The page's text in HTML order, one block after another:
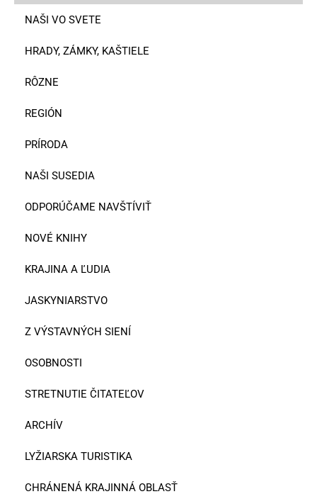
NAŠI VO SVETE
HRADY, ZÁMKY, KAŠTIELE
RÔZNE
REGIÓN
PRÍRODA
NAŠI SUSEDIA
ODPORÚČAME NAVŠTÍVIŤ
NOVÉ KNIHY
KRAJINA A ĽUDIA
JASKYNIARSTVO
Z VÝSTAVNÝCH SIENÍ
OSOBNOSTI
STRETNUTIE ČITATEĽOV
ARCHÍV
LYŽIARSKA TURISTIKA
CHRÁNENÁ KRAJINNÁ OBLASŤ